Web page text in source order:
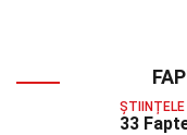
ȘTIINȚELE
33